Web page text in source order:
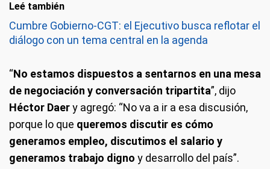
Leé también
Cumbre Gobierno-CGT: el Ejecutivo busca reflotar el
diálogo con un tema central en la agenda
“No estamos dispuestos a sentarnos en una mesa
de negociación y conversación tripartita”, dijo
Héctor Daery agregó: “No va a ir a esa discusión,
porque lo que queremos discutir es cómo
generamos empleo, discutimos el salario y
generamos trabajo digno y desarrollo del país”.